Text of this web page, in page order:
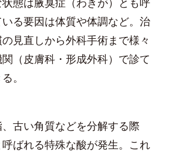
る要因は体質や体調など。治
見直しから外科手術まで様々
（皮膚科・形成外科）で診て
。
古い角質などを分解する際
ばれる特殊な酸が発生。これ